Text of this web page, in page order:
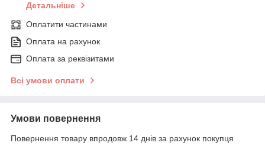
Детальніше
Оплатити частинами
Оплата на рахунок
Оплата за реквізитами
Всі умови оплати
Умови повернення
Повернення товару впродовж 14 днів за рахунок покупця